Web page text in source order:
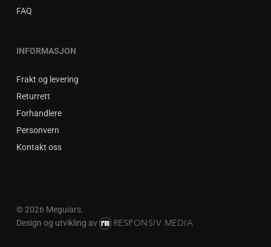
FAQ
INFORMASJON
Frakt og levering
Returrett
Forhandlere
Personvern
Kontakt oss
© 2026 Meguiars.
Design og utvikling av
RESPONSIV MEDIA